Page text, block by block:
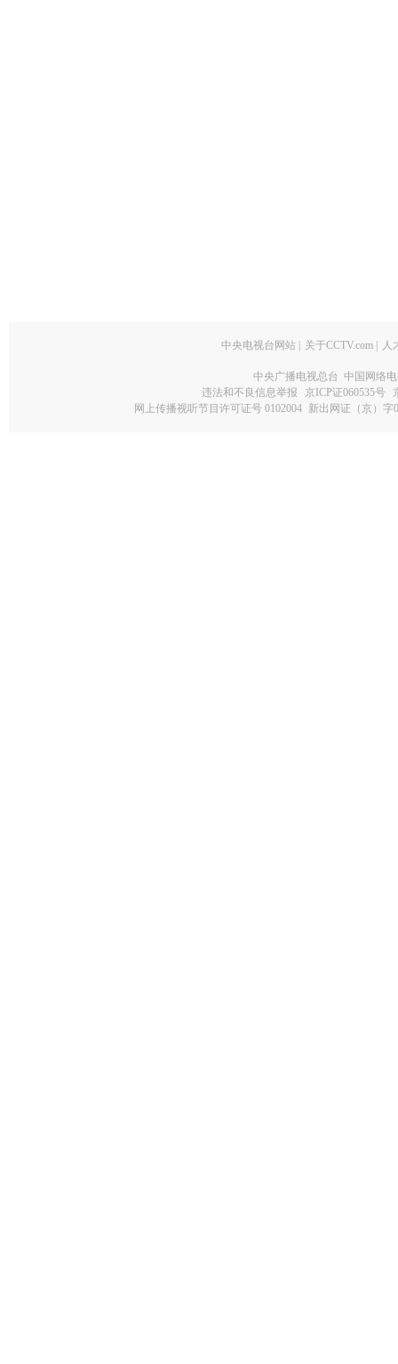
中央电视台网站 关于CCTV.com 人
中央广播电视总台 中国网络
违法和不良信息举报
京ICP证060535号
网上传播视听节目许可证号 0102004 新出网证（京）